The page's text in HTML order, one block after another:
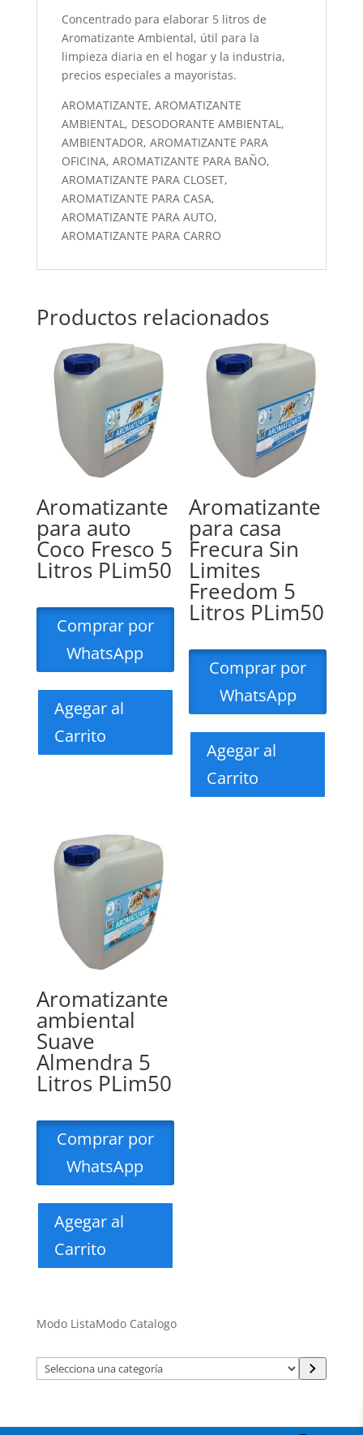
Concentrado para elaborar 5 litros de
Aromatizante Ambiental, útil para la
limpieza diaria en el hogar y la industria,
precios especiales a mayoristas.
AROMATIZANTE, AROMATIZANTE
AMBIENTAL, DESODORANTE AMBIENTAL,
AMBIENTADOR, AROMATIZANTE PARA
OFICINA, AROMATIZANTE PARA BAÑO,
AROMATIZANTE PARA CLOSET,
AROMATIZANTE PARA CASA,
AROMATIZANTE PARA AUTO,
AROMATIZANTE PARA CARRO
Productos relacionados
Aromatizante
para auto
Coco Fresco 5
Litros PLim50
Comprar por
WhatsApp
Agegar al
Carrito
Aromatizante
para casa
Frecura Sin
Limites
Freedom 5
Litros PLim50
Comprar por
WhatsApp
Agegar al
Carrito
Aromatizante
ambiental
Suave
Almendra 5
Litros PLim50
Comprar por
WhatsApp
Agegar al
Carrito
Modo ListaModo Catalogo
Selecciona
una